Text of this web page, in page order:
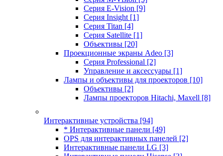
Серия E-Vision [9]
Серия Insight [1]
Серия Titan [4]
Серия Satellite [1]
Объективы [20]
Проекционные экраны Adeo [3]
Серия Professional [2]
Управление и аксессуары [1]
Лампы и объективы для проекторов [10]
Объективы [2]
Лампы проекторов Hitachi, Maxell [8]
Интерактивные устройства [94]
* Интерактивные панели [49]
OPS для интерактивных панелей [2]
Интерактивные панели LG [3]